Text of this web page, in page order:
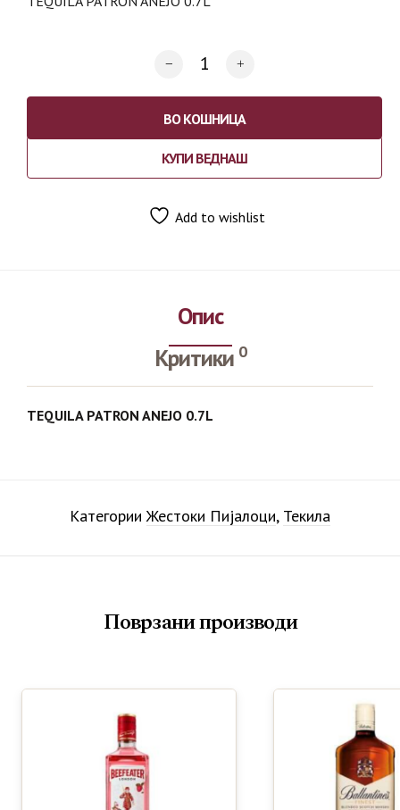
ВО КОШНИЦА
КУПИ ВЕДНАШ
Add to wishlist
Опис
Критики 0
TEQUILA PATRON ANEJO 0.7L
КатегорииЖестоки Пијалоци, Текила
Поврзани производи